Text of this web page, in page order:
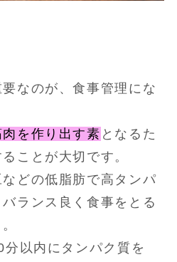
なのが、食事管理にな
を作り出す素 となるた
ことが大切です。
どの低脂肪で高タンパ
ランス良く食事をとる
分以内にタンパク質を